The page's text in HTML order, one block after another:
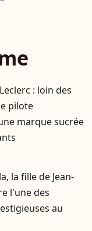
: loin des
pilote
marque sucrée
la fille de Jean-
l'une des
au